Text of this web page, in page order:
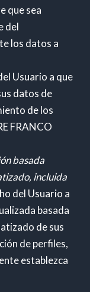
que sea
del
los datos a
Usuario a que
datos de
de los
FRANCO
basada
incluida
del Usuario a
basada
de sus
de perfiles,
establezca